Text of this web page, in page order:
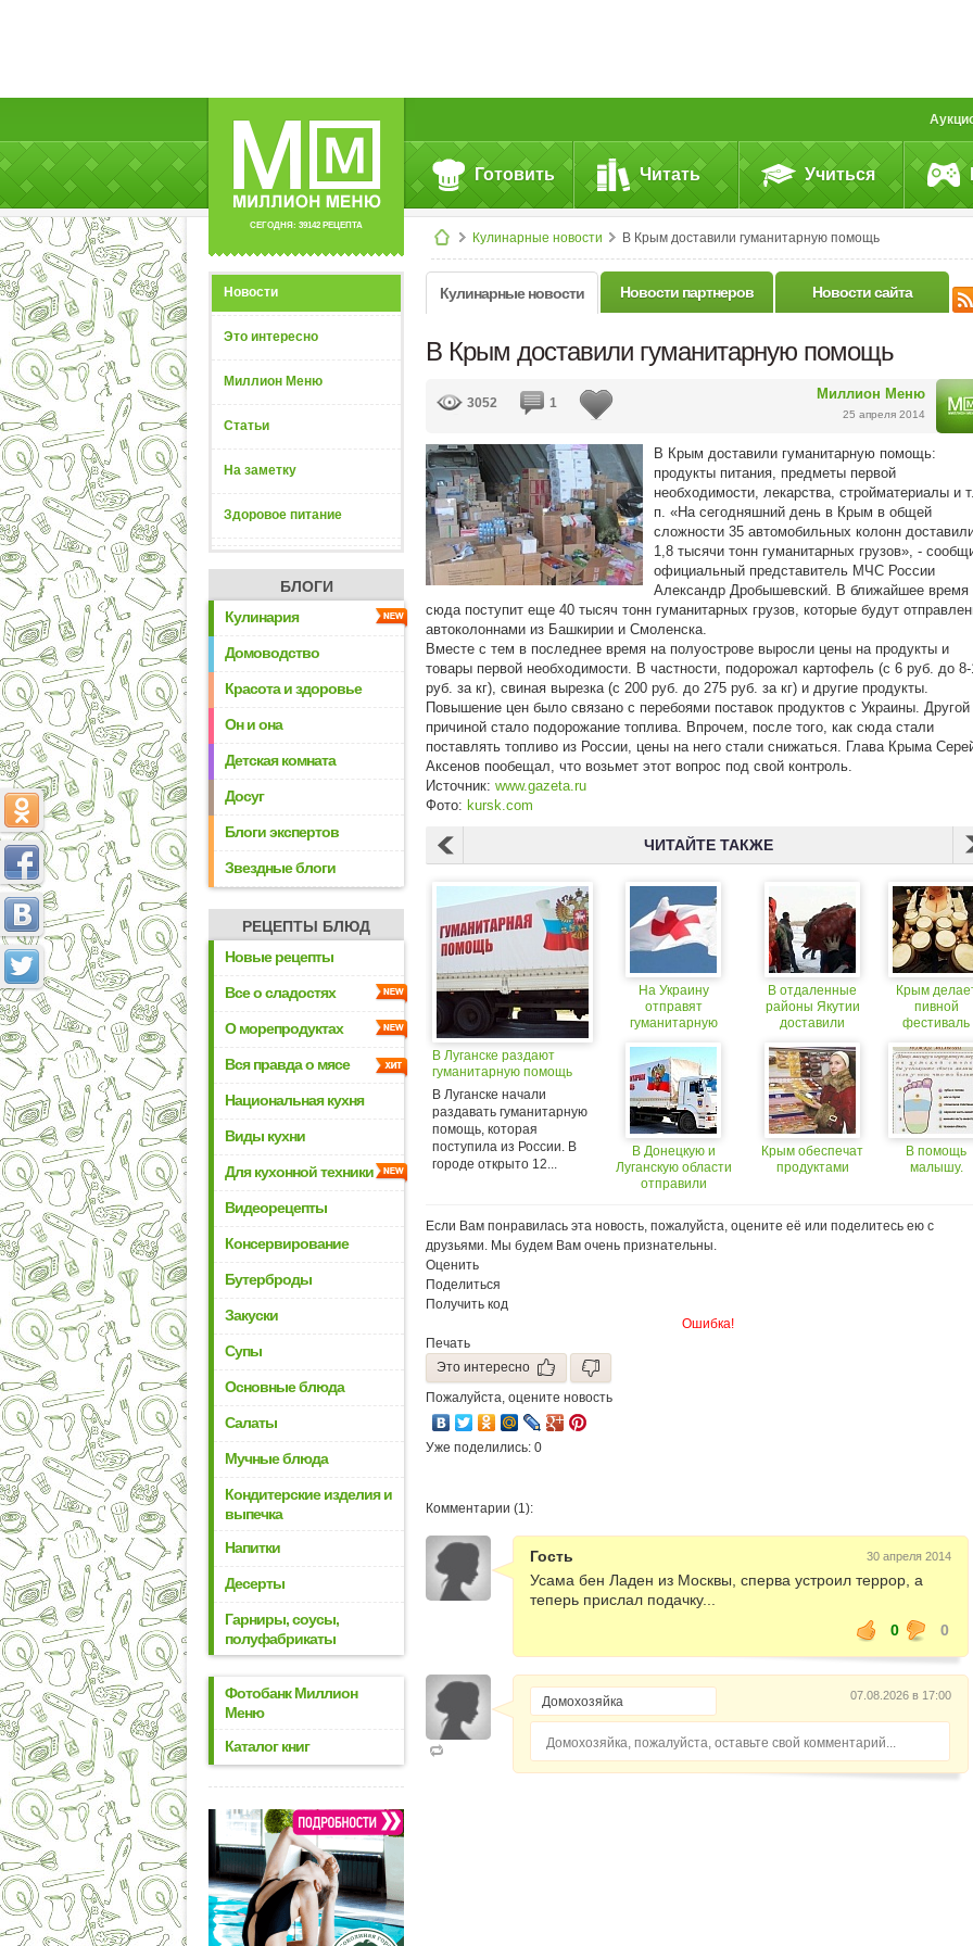
СЕГОДНЯ: 39142 РЕЦЕПТА
Готовить Читать Учиться
Кулинарные новости В Крым доставили гуманитарную помощь
Новости
Это интересно
Миллион Меню
Статьи
На заметку
Здоровое питание
БЛОГИ
Кулинария
Домоводство
Красота и здоровье
Он и она
Детская комната
Досуг
Блоги экспертов
Звездные блоги
РЕЦЕПТЫ БЛЮД
Новые рецепты
Все о сладостях
О морепродуктах
Вся правда о мясе
Национальная кухня
Виды кухни
Для кухонной техники
Видеорецепты
Консервирование
Бутерброды
Закуски
Супы
Основные блюда
Салаты
Мучные блюда
Кондитерские изделия и
выпечка
Напитки
Десерты
Гарниры, соусы,
полуфабрикаты
Фотобанк Миллион
Меню
Каталог книг
Кулинарные новости Новости партнеров Новости сайта
В Крым доставили гуманитарную помощь
Миллион Меню
25 апреля 2014
3052 1
В Крым доставили гуманитарную помощь:
продукты питания, предметы первой
необходимости, лекарства, стройматериалы и
п. «На сегодняшний день в Крым в общей
сложности 35 автомобильных колонн
1,8 тысячи тонн гуманитарных грузов», -
официальный представитель МЧС России
Александр Дробышевский. В ближайшее время
сюда поступит еще 40 тысяч тонн гуманитарных грузов, которые будут
автоколоннами из Башкирии и Смоленска.
Вместе с тем в последнее время на полуострове выросли цены на продукты и
товары первой необходимости. В частности, подорожал картофель (с 6 руб. до 8-
руб. за кг), свиная вырезка (с 200 руб. до 275 руб. за кг) и другие продукты.
Повышение цен было связано с перебоями поставок продуктов с Украины. Другой
причиной стало подорожание топлива. Впрочем, после того, как сюда стали
поставлять топливо из России, цены на него стали снижаться. Глава Крыма
Аксенов пообещал, что возьмет этот вопрос под свой контроль.
Источник: www.gazeta.ru
Фото: kursk.com
ЧИТАЙТЕ ТАКЖЕ
В Луганске раздают
гуманитарную помощь
В Луганске начали
раздавать гуманитарную
помощь, которая
поступила из России. В
городе открыто 12...
На Украину
отправят
гуманитарную
В Донецкую и
Луганскую области
отправили
помощь
В отдаленные
районы Якутии
доставили
Крым обеспечат
продуктами
Крым
пивной
фестиваль
В помощь
малышу.
Если Вам понравилась эта новость, пожалуйста, оцените её или поделитесь ею с
друзьями. Мы будем Вам очень признательны.
Оценить
Поделиться
Получить код
Ошибка!
Печать
Это интересно
Пожалуйста, оцените новость
Уже поделились: 0
Комментарии (1):
Гость 30 апреля 2014
Усама бен Ладен из Москвы, сперва устроил террор, а
теперь прислал подачку...
0
0
07.08.2026 в 17:00
Домохозяйка, пожалуйста, оставьте свой комментарий...